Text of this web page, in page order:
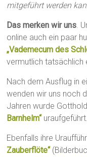
mitgeführt werden
Das merken wir uns.
online auch ein paar
„Vademecum des
vermutlich tatsächlich
Nach dem Ausflug in
wenden wir uns noch
Jahren wurde
Barnhelm“uraufgeführt.
Ebenfalls ihre
Zauberflöte“